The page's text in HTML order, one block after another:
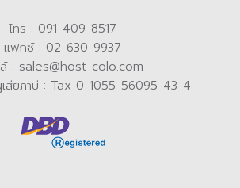
โทร : 091-409-8517
แฟกซ์ : 02-630-9937
ล์ : sales@host-colo.com
เสียภาษี : Tax 0-1055-56095-43-4